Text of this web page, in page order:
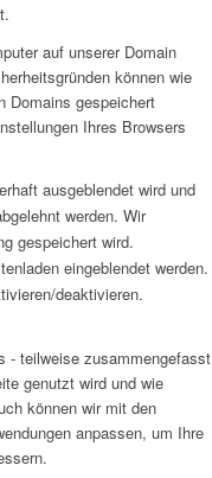
auf unserer Domain
können wie
Domains gespeichert
Ihres Browsers
ausgeblendet wird und
werden. Wir
gespeichert wird.
eingeblendet werden.
deaktivieren.
- teilweise zusammengefasst
genutzt wird und wie
können wir mit den
anpassen, um Ihre